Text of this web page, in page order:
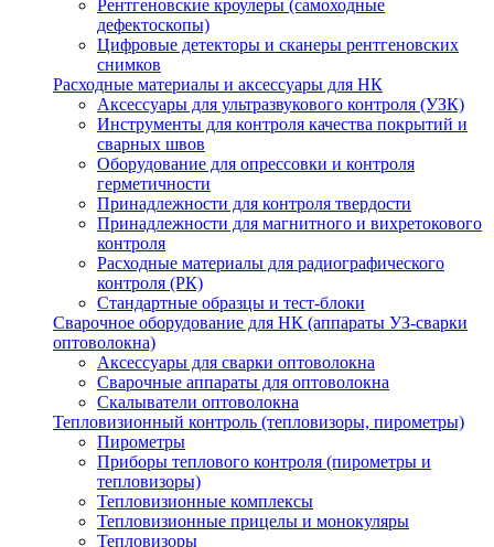
Рентгеновские кроулеры (самоходные
дефектоскопы)
Цифровые детекторы и сканеры рентгеновских
снимков
Расходные материалы и аксессуары для НК
Аксессуары для ультразвукового контроля (УЗК)
Инструменты для контроля качества покрытий и
сварных швов
Оборудование для опрессовки и контроля
герметичности
Принадлежности для контроля твердости
Принадлежности для магнитного и вихретокового
контроля
Расходные материалы для радиографического
контроля (РК)
Стандартные образцы и тест-блоки
Сварочное оборудование для НК (аппараты УЗ-сварки
оптоволокна)
Аксессуары для сварки оптоволокна
Сварочные аппараты для оптоволокна
Скалыватели оптоволокна
Тепловизионный контроль (тепловизоры, пирометры)
Пирометры
Приборы теплового контроля (пирометры и
тепловизоры)
Тепловизионные комплексы
Тепловизионные прицелы и монокуляры
Тепловизоры